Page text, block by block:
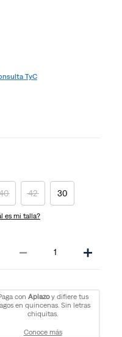
TyC
42 30
es mi talla?
＋
－
con Aplazoy difiere tus
en quincenas. Sin letras
chiquitas.
Conoce más